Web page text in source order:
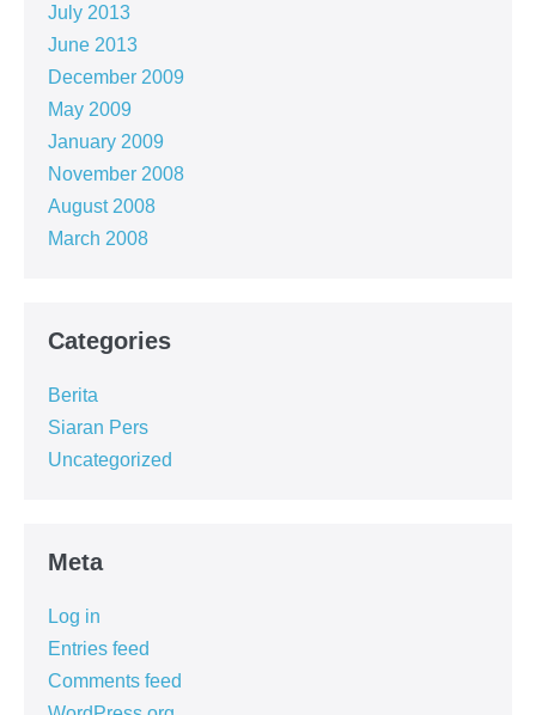
July 2013
June 2013
December 2009
May 2009
January 2009
November 2008
August 2008
March 2008
Categories
Berita
Siaran Pers
Uncategorized
Meta
Log in
Entries feed
Comments feed